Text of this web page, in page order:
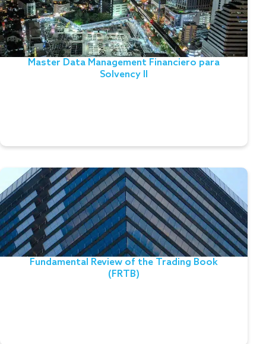
Master Data Management Financiero para
Solvency II
Master Data Management con especial atención a
los datos maestros de valores y contrapartes
utilizados en el proceso de producción de QRT para
EIOPA y protocolos para el análisis de ALEF. La
calidad y la gobernanza integradas garantizan la
Fundamental Review of the Trading Book
(FRTB)
Fundamental Review of the Trading Book
(FRTB)
En respuesta a las exigencias de Basilea III, la
Solución realiza cálculos complejos sobre grandes
volúmenes de datos integrando el lenguaje «R» para
determinar indicadores de riesgo de mercado.
También incluye una vertiente de riesgo de